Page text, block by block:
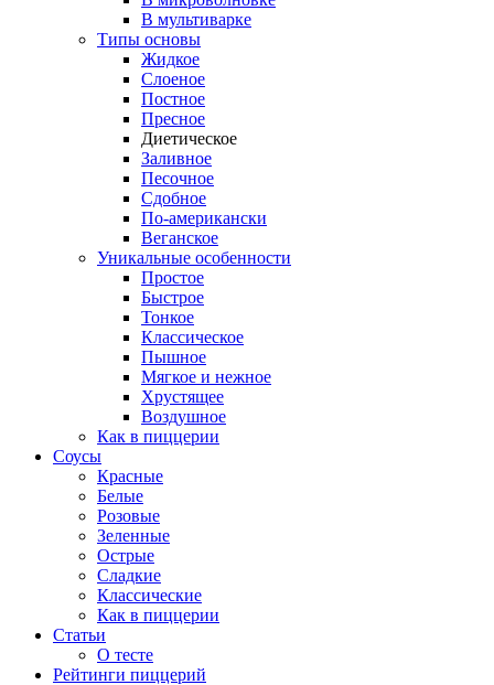
В мультиварке
Типы основы
Жидкое
Слоеное
Постное
Пресное
Диетическое
Заливное
Песочное
Сдобное
По-американски
Веганское
Уникальные особенности
Простое
Быстрое
Тонкое
Классическое
Пышное
Мягкое и нежное
Хрустящее
Воздушное
Как в пиццерии
Соусы
Красные
Белые
Розовые
Зеленные
Острые
Сладкие
Классические
Как в пиццерии
Статьи
О тесте
Рейтинги пиццерий